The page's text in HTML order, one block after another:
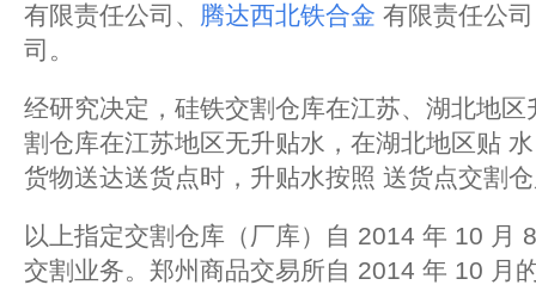
有限责任公司、 腾达西北铁合金 有限责任公
司。
经研究决定，硅铁交割仓库在江苏、湖北地
割仓库在江苏地区无升贴水，在湖北地区贴
货物送达送货点时，升贴水按照 送货点交割
以上指定交割仓库（厂库）自 2014 年 10 月
交割业务。郑州商品交易所自 2014 年 10 月